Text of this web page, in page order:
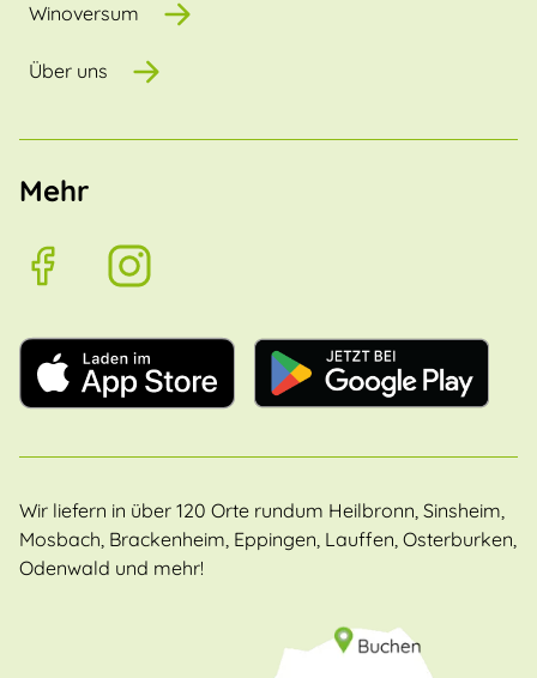
Winoversum
Über uns
Mehr
Wir liefern in über 120 Orte rundum Heilbronn, Sinsheim,
Mosbach, Brackenheim, Eppingen, Lauffen, Osterburken,
Odenwald und mehr!